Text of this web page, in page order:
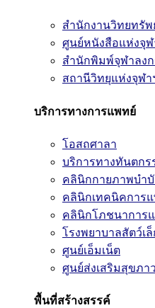
สำนักงานวิทยทรั
ศูนย์หนังสือแห่งจุฬ
สำนักพิมพ์จุฬาลง
สถานีวิทยุแห่งจุฬา
บริการทางการแพทย์
โอสถศาลา
บริการทางทันตกร
คลินิกกายภาพบำ
คลินิกเทคนิคการ
คลินิกโภชนาการ
โรงพยาบาลสัตว์เ
ศูนย์เอ็มเน็ต
ศูนย์ส่งเสริมสุขภา
พื้นที่สร้างสรรค์